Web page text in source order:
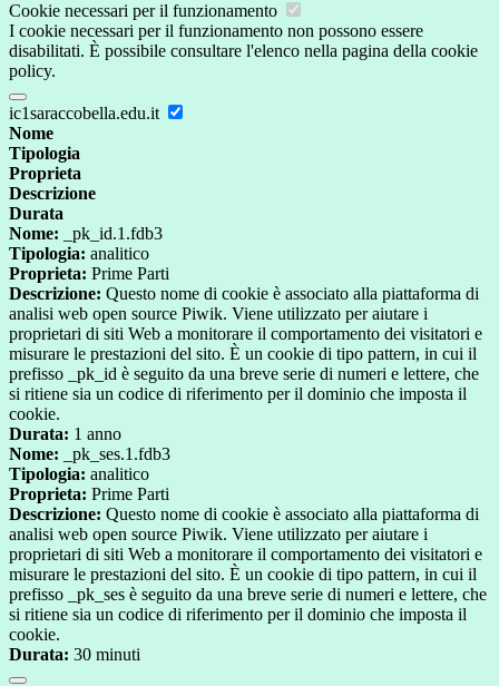
Cookie necessari per il funzionamento
I cookie necessari per il funzionamento non possono essere
disabilitati. È possibile consultare l'elenco nella pagina della cookie
policy.
ic1saraccobella.edu.it
Nome
Tipologia
Proprieta
Descrizione
Durata
Nome: _pk_id.1.fdb3
Tipologia: analitico
Proprieta: Prime Parti
Descrizione: Questo nome di cookie è associato alla piattaforma di
analisi web open source Piwik. Viene utilizzato per aiutare i
proprietari di siti Web a monitorare il comportamento dei visitatori e
misurare le prestazioni del sito. È un cookie di tipo pattern, in cui il
prefisso _pk_id è seguito da una breve serie di numeri e lettere, che
si ritiene sia un codice di riferimento per il dominio che imposta il
cookie.
Durata: 1 anno
Nome: _pk_ses.1.fdb3
Tipologia: analitico
Proprieta: Prime Parti
Descrizione: Questo nome di cookie è associato alla piattaforma di
analisi web open source Piwik. Viene utilizzato per aiutare i
proprietari di siti Web a monitorare il comportamento dei visitatori e
misurare le prestazioni del sito. È un cookie di tipo pattern, in cui il
prefisso _pk_ses è seguito da una breve serie di numeri e lettere, che
si ritiene sia un codice di riferimento per il dominio che imposta il
cookie.
Durata: 30 minuti